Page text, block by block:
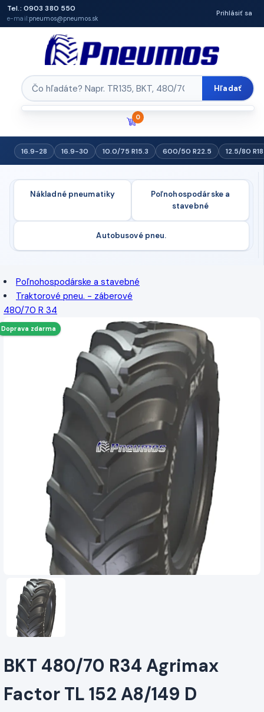
Tel.: 0903 380 550
e-mail:pneumos@pneumos.sk
Prihlásiť sa
Hľadať
0
16.9-28 16.9-30 10.0/75 R15.3 600/50 R22.5 12.5/80 R18
Nákladné pneumatiky
Poľnohospodárske a
stavebné
Autobusové pneu.
Poľnohospodárske a stavebné
Traktorové pneu. - záberové
480/70 R 34
Doprava zdarma
BKT 480/70 R34 Agrimax
Factor TL 152 A8/149 D